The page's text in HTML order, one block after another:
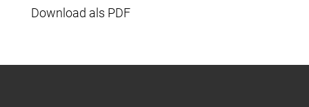
Download als PDF